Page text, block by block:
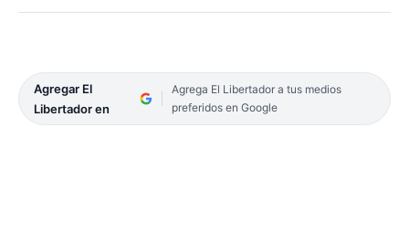
Agregar El
Libertador en
Agrega El Libertador a tus medios
preferidos en Google